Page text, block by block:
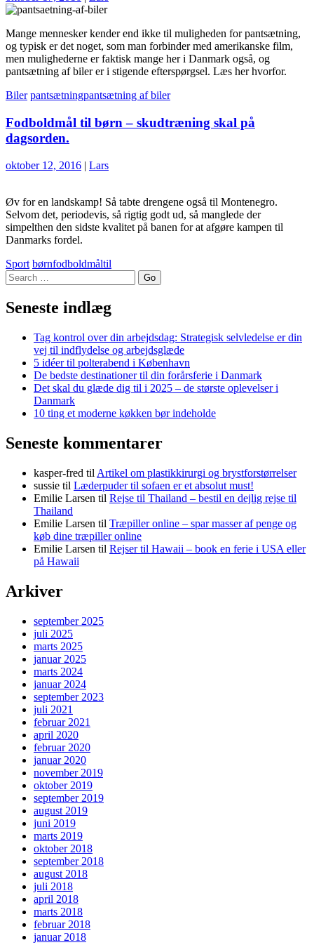
Mange mennesker kender end ikke til muligheden for pantsætning,
og typisk er det noget, som man forbinder med amerikanske film,
men mulighederne er faktisk mange her i Danmark også, og
pantsætning af biler er i stigende efterspørgsel. Læs her hvorfor.
Biler pantsætningpantsætning af biler
Fodboldmål til børn – skudtræning skal på
dagsorden.
oktober 12, 2016 | Lars
Øv for en landskamp! Så tabte drengene også til Montenegro.
Selvom det, periodevis, så rigtig godt ud, så manglede der
simpelthen den sidste kvalitet på banen for at afgøre kampen til
Danmarks fordel.
Sport børnfodboldmåltil
Search
Seneste indlæg
Tag kontrol over din arbejdsdag: Strategisk selvledelse er din
vej til indflydelse og arbejdsglæde
5 idéer til polterabend i København
De bedste destinationer til din forårsferie i Danmark
Det skal du glæde dig til i 2025 – de største oplevelser i
Danmark
10 ting et moderne køkken bør indeholde
Seneste kommentarer
kasper-fred til Artikel om plastikkirurgi og brystforstørrelser
sussie til Læderpuder til sofaen er et absolut must!
Emilie Larsen til Rejse til Thailand – bestil en dejlig rejse til
Thailand
Emilie Larsen til Træpiller online – spar masser af penge og
køb dine træpiller online
Emilie Larsen til Rejser til Hawaii – book en ferie i USA eller
på Hawaii
Arkiver
september 2025
juli 2025
marts 2025
januar 2025
marts 2024
januar 2024
september 2023
juli 2021
februar 2021
april 2020
februar 2020
januar 2020
november 2019
oktober 2019
september 2019
august 2019
juni 2019
marts 2019
oktober 2018
september 2018
august 2018
juli 2018
april 2018
marts 2018
februar 2018
januar 2018